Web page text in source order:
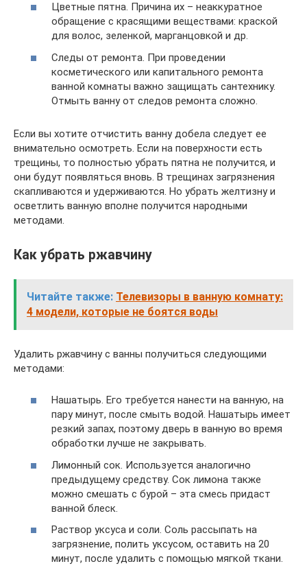
Цветные пятна. Причина их – неаккуратное
обращение с красящими веществами: краской
для волос, зеленкой, марганцовкой и др.
Следы от ремонта. При проведении
косметического или капитального ремонта
ванной комнаты важно защищать сантехнику.
Отмыть ванну от следов ремонта сложно.
Если вы хотите отчистить ванну добела следует ее
внимательно осмотреть. Если на поверхности есть
трещины, то полностью убрать пятна не получится, и
они будут появляться вновь. В трещинах загрязнения
скапливаются и удерживаются. Но убрать желтизну и
осветлить ванную вполне получится народными
методами.
Как убрать ржавчину
Читайте также: Телевизоры в ванную комнату:
4 модели, которые не боятся воды
Удалить ржавчину с ванны получиться следующими
методами:
Нашатырь. Его требуется нанести на ванную, на
пару минут, после смыть водой. Нашатырь имеет
резкий запах, поэтому дверь в ванную во время
обработки лучше не закрывать.
Лимонный сок. Используется аналогично
предыдущему средству. Сок лимона также
можно смешать с бурой – эта смесь придаст
ванной блеск.
Раствор уксуса и соли. Соль рассыпать на
загрязнение, полить уксусом, оставить на 20
минут, после удалить с помощью мягкой ткани.